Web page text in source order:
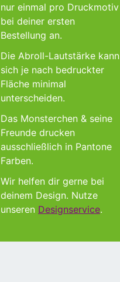
nur einmal pro Druckmotiv
bei deiner ersten
Bestellung an.
Die Abroll-Lautstärke kann
sich je nach bedruckter
Fläche minimal
unterscheiden.
Das Monsterchen & seine
Freunde drucken
ausschließlich in Pantone
Farben.
Wir helfen dir gerne bei
deinem Design. Nutze
unseren Designservice.